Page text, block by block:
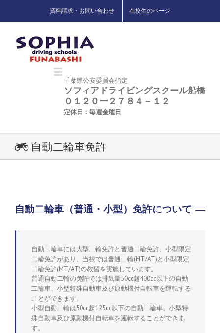
資料請求・お問い合わせ 在校生のページ
千葉県公安委員会指定
ソフィアドライビングスクール船橋
０１２０ー２７８４－１２
定休日：毎週金曜日
自動二輪車免許
自動二輪車（普通・小型）免許について
自動二輪車には大型二輪免許と普通二輪免許、小型限定
二輪免許があり、当校では普通二輪(MT/AT)と小型限定
二輪免許(MT/AT)の教習を実施しています。
普通自動二輪の免許では排気量50cc超400cc以下の自動
二輪車、小型特殊自動車及び原動機付自転車を運転する
ことができます。
小型自動二輪は50cc超125cc以下の自動二輪車、小型特
殊自動車及び原動機付自転車を運転することができま
す。